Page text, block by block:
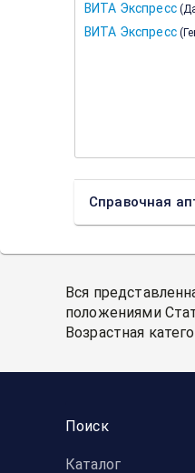
ВИТА Экспресс (
ВИТА Экспресс (
Справочная
Вся
положениями
Возрастная
Поиск
Каталог